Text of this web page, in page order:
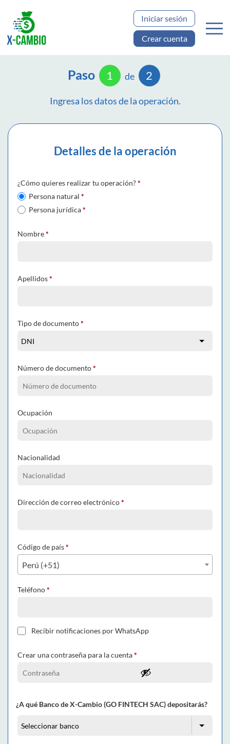
Iniciar sesión
Crear cuenta
Paso 1 de 2
Ingresa los datos de la operación.
Detalles de la operación
¿Cómo quieres realizar tu operación?*
Persona natural *
Persona jurídica*
Nombre*
Apellidos*
Tipo de documento*
Número de documento*
Ocupación
Nacionalidad
Dirección de correo electrónico*
Código de país*
Perú (+51)
Teléfono*
Recibir notificaciones por WhatsApp
Crear una contraseña para la cuenta*
¿A qué Banco de X-Cambio (GO FINTECH SAC) depositarás?